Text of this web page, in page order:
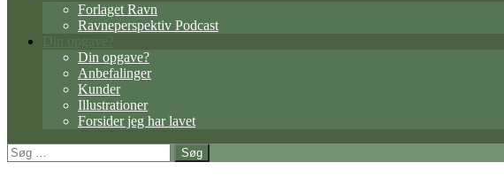
Forlaget Ravn
Ravneperspektiv Podcast
Din opgave?
Anbefalinger
Kunder
Illustrationer
Forsider jeg har lavet
Søg
efter: